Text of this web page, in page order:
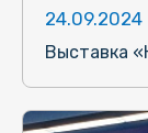
24.09.2024
Выставка